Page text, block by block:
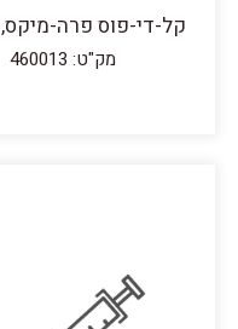
קל-די-פוס פרה-מיקס, 5 ליטר
מק"ט: 460013